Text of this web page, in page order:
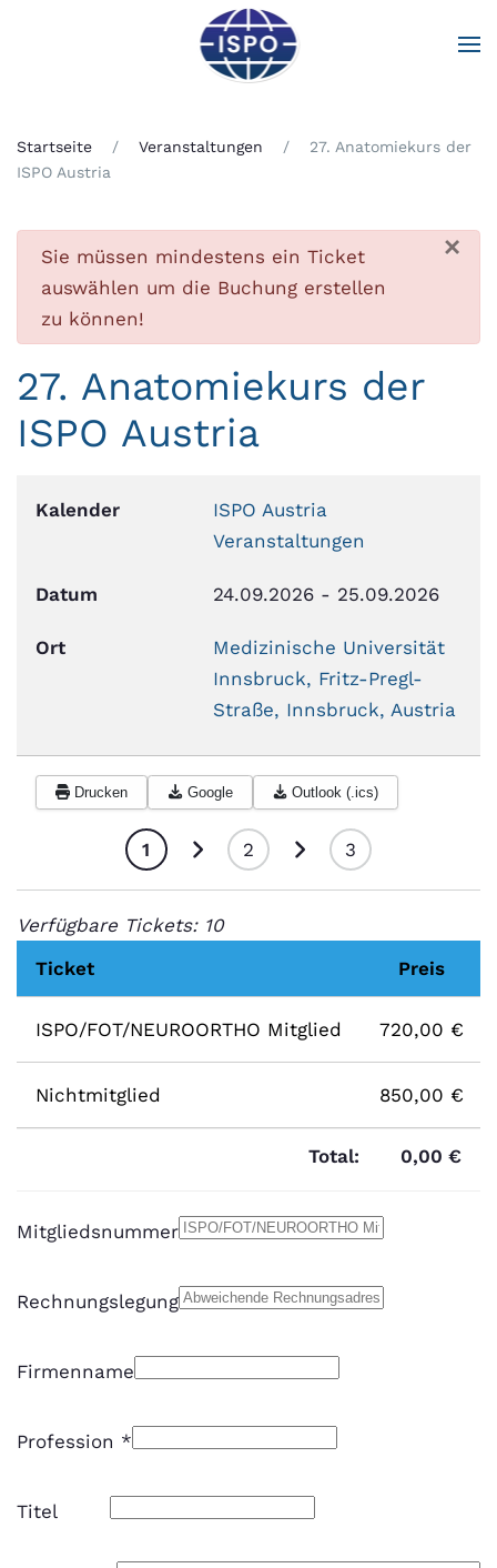
Zum Hauptinhalt springen
Startseite Veranstaltungen
27. Anatomiekurs der
ISPO Austria
×
Fehler
Sie müssen mindestens ein Ticket
auswählen um die Buchung erstellen
zu können!
27. Anatomiekurs der
ISPO Austria
Kalender
ISPO Austria
Veranstaltungen
Datum 24.09.2026 - 25.09.2026
Ort
Medizinische Universität
Innsbruck, Fritz-Pregl-
Straße, Innsbruck, Austria
Drucken Google Outlook (.ics)
1 2 3
Verfügbare Tickets: 10
Ticket
Preis
ISPO/FOT/NEUROORTHO Mitglied 720,00 €
Nichtmitglied 850,00 €
Total: 0,00 €
Mitgliedsnummer
Rechnungslegung
Firmenname
Profession *
Titel